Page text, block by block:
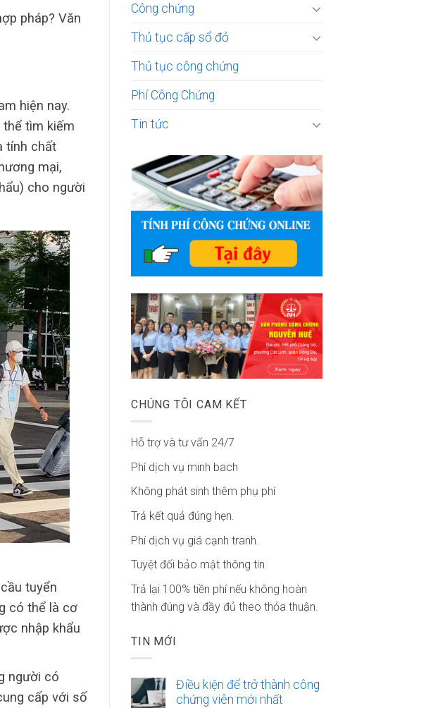
pháp? Văn
hiện nay.
tìm kiếm
tính chất
mại,
cho người
tuyển
có thể là cơ
nhập khẩu
người có
cấp với số
Công chứng
Thủ tục cấp sổ đỏ
Thủ tục công chứng
Phí Công Chứng
Tin tức
CHÚNG TÔI CAM KẾT
Hỗ trợ và tư vấn 24/7
Phí dịch vụ minh bach
Không phát sinh thêm phụ phí
Trả kết quả đúng hẹn.
Phí dịch vụ giá cạnh tranh.
Tuyệt đối bảo mật thông tin.
Trả lại 100% tiền phí nếu không hoàn
thành đúng và đầy đủ theo thỏa thuận.
TIN MỚI
Điều kiện để trở thành công
chứng viên mới nhất